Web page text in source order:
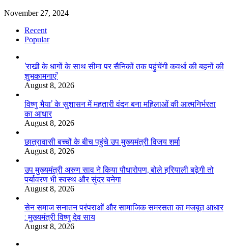
November 27, 2024
Recent
Popular
’राखी के धागों के साथ सीमा पर सैनिकों तक पहुंचेंगी कवर्धा की बहनों की
शुभकामनाएं’
August 8, 2026
विष्णु भैया’ के सुशासन में महतारी वंदन बना महिलाओं की आत्मनिर्भरता
का आधार
August 8, 2026
छात्रावासी बच्चों के बीच पहुंचे उप मुख्यमंत्री विजय शर्मा
August 8, 2026
उप मुख्यमंत्री अरुण साव ने किया पौधारोपण, बोले हरियाली बढ़ेगी तो
पर्यावरण भी स्वस्थ और सुंदर बनेगा
August 8, 2026
सेन समाज सनातन परंपराओं और सामाजिक समरसता का मजबूत आधार
: मुख्यमंत्री विष्णु देव साय
August 8, 2026